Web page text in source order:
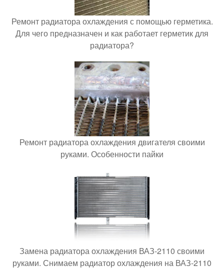
Ремонт радиатора охлаждения с помощью герметика.
Для чего предназначен и как работает герметик для
радиатора?
Ремонт радиатора охлаждения двигателя своими
руками. Особенности пайки
Замена радиатора охлаждения ВАЗ-2110 своими
руками. Снимаем радиатор охлаждения на ВАЗ-2110